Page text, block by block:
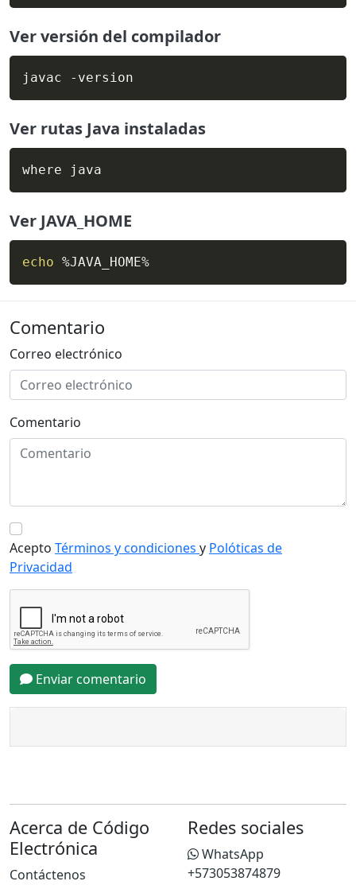
Ver versión del compilador
javac -version
Ver rutas Java instaladas
where java
Ver JAVA_HOME
echo %JAVA_HOME%
Comentario
Correo electrónico
Comentario
Acepto Términos y condiciones y Polóticas de
Privacidad
Enviar comentario
Acerca de Código
Electrónica
Contáctenos
Redes sociales
WhatsApp
+573053874879